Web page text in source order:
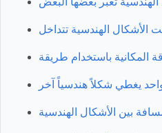
الأشكال الهندسية تتداخل
يغطي شكلاً هندسياً آخر
بين الأشكال الهندسية